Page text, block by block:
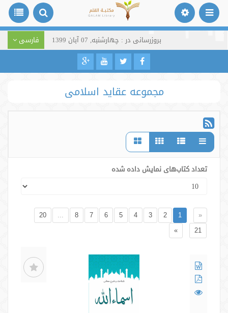
بروزرسانی در : چهارشنبه, 07 آبان 1399 فارسی
مجموعه عقاید اسلامی
تعداد کتاب‌های نمایش داده شده
«
1
2
3
4
5
6
7
8
...
20
21
»